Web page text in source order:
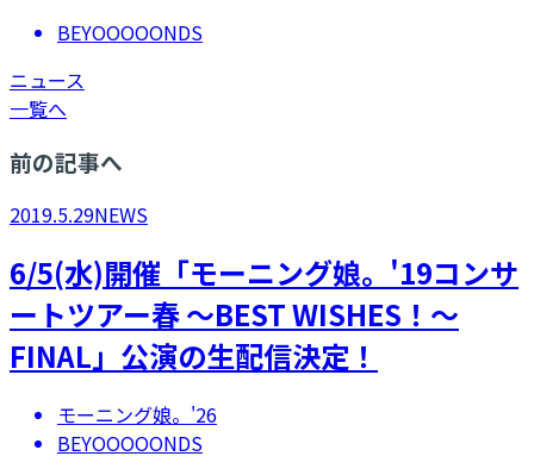
BEYOOOOONDS
ニュース
一覧へ
前の記事へ
2019.5.29NEWS
6/5(水)開催「モーニング娘。'19コンサ
ートツアー春 ～BEST WISHES！～
FINAL」公演の生配信決定！
モーニング娘。'26
BEYOOOOONDS